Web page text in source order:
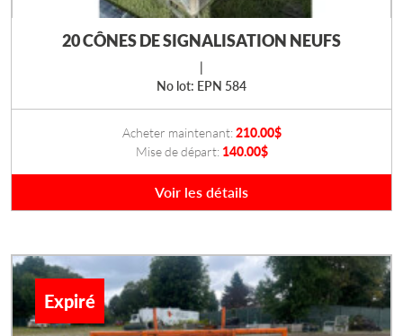
20 CÔNES DE SIGNALISATION NEUFS
|
No lot: EPN 584
Acheter maintenant:210.00$
Mise de départ: 140.00$
Voir les détails
Expiré